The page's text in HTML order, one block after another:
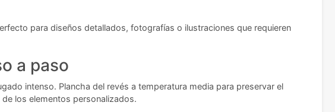
para diseños detallados, fotografías o ilustraciones que requieren
a paso
intenso. Plancha del revés a temperatura media para preservar el
los elementos personalizados.